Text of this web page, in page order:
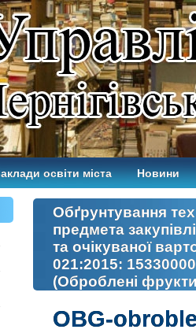
освіти міста Новини
Обґрунтування
предмета
та очікуваної
021:2015:
(Оброблені
OBG-